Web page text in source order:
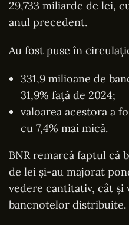
29,733 miliarde de lei,
anul precedent.
Au fost puse în
331,9 milioane de
31,9% față de 2024;
valoarea acestora a
cu 7,4% mai mică.
BNR remarcă faptul că
de lei și-au majorat
vedere cantitativ, cât
bancnotelor distribuite.